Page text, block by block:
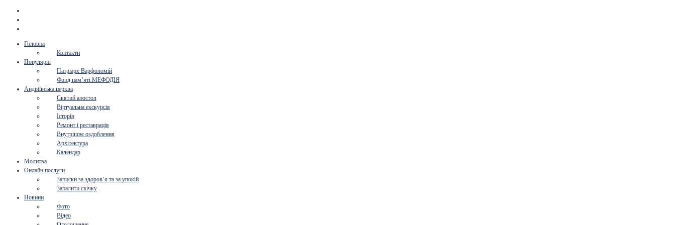
Головна
Контакти
Популярні
Патріарх Варфоломій
Фонд пам’яті МЕФОДІЯ
Андріївська церква
Святий апостол
Віртуальна екскурсія
Історія
Ремонт і реставрація
Внутрішнє оздоблення
Архітектура
Календар
Молитва
Онлайн послуги
Записки за здоров’я та за упокій
Запалити свічку
Новини
Фото
Відео